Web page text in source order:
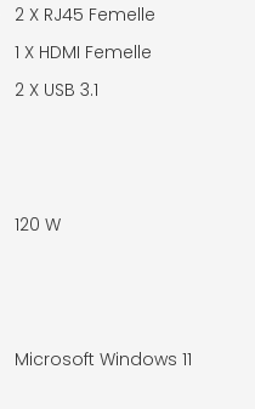
2 X RJ45 Femelle
1 X HDMI Femelle
2 X USB 3.1
120 W
Microsoft Windows 11